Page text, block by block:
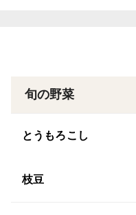
旬の野菜
とうもろこし
枝豆